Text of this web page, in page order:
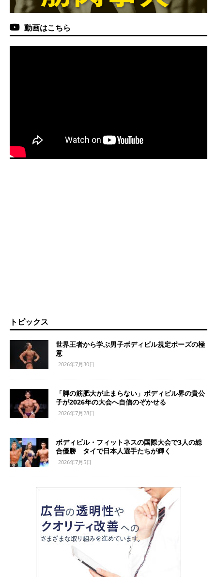
動画はこちら
トピックス
世界王者から学ぶ男子ボディビル規定ポーズの極
意
2026年7月30日
「脚の筋肥大が止まらない」ボディビル界の貴公
子が2026年の大会へ自信のぞかせる
2026年7月28日
ボディビル・フィットネスの国際大会で3人の総
合優勝 タイで日本人選手たちが輝く
2026年7月5日